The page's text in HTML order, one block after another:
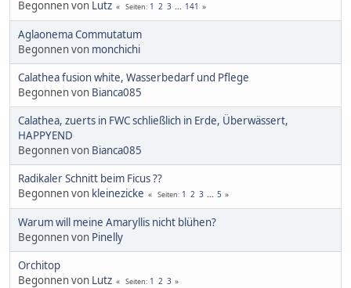
Begonnen von Lutz Seiten 1 2 3 ... 141
Aglaonema Commutatum
Begonnen von monchichi
Calathea fusion white, Wasserbedarf und Pflege
Begonnen von Bianca085
Calathea, zuerts in FWC schließlich in Erde, Überwässert,
HAPPYEND
Begonnen von Bianca085
Radikaler Schnitt beim Ficus ??
Begonnen von kleinezicke Seiten 1 2 3 ... 5
Warum will meine Amaryllis nicht blühen?
Begonnen von Pinelly
Orchitop
Begonnen von Lutz Seiten 1 2 3